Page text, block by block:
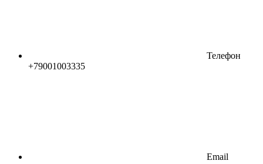
Телефон
+79001003335
Email